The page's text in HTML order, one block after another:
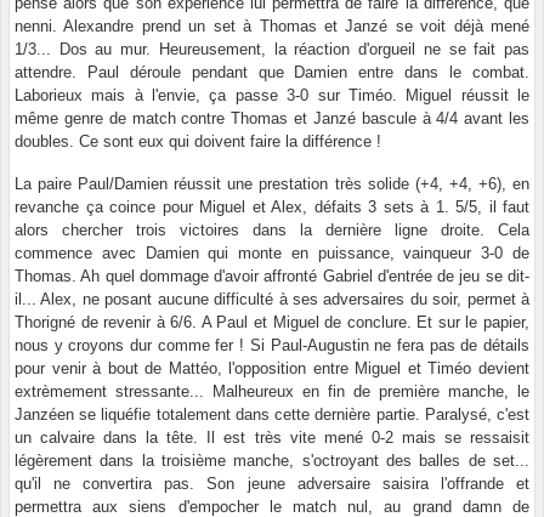
nenni. Alexandre prend un set à Thomas et Janzé se voit déjà mené
1/3... Dos au mur. Heureusement, la réaction d'orgueil ne se fait pas
attendre. Paul déroule pendant que Damien entre dans le combat.
Laborieux mais à l'envie, ça passe 3-0 sur Timéo. Miguel réussit le
même genre de match contre Thomas et Janzé bascule à 4/4 avant les
doubles. Ce sont eux qui doivent faire la différence !
La paire Paul/Damien réussit une prestation très solide (+4, +4, +6), en
revanche ça coince pour Miguel et Alex, défaits 3 sets à 1. 5/5, il faut
alors chercher trois victoires dans la dernière ligne droite. Cela
commence avec Damien qui monte en puissance, vainqueur 3-0 de
Thomas. Ah quel dommage d'avoir affronté Gabriel d'entrée de jeu se dit-
il... Alex, ne posant aucune difficulté à ses adversaires du soir, permet à
Thorigné de revenir à 6/6. A Paul et Miguel de conclure. Et sur le papier,
nous y croyons dur comme fer ! Si Paul-Augustin ne fera pas de détails
pour venir à bout de Mattéo, l'opposition entre Miguel et Timéo devient
extrèmement stressante... Malheureux en fin de première manche, le
Janzéen se liquéfie totalement dans cette dernière partie. Paralysé, c'est
un calvaire dans la tête. Il est très vite mené 0-2 mais se ressaisit
légèrement dans la troisième manche, s'octroyant des balles de set...
qu'il ne convertira pas. Son jeune adversaire saisira l'offrande et
permettra aux siens d'empocher le match nul, au grand damn de